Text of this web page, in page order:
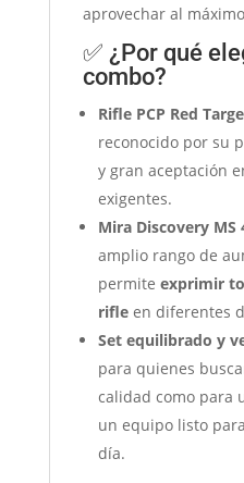
aprovechar al
✅ ¿Por qué
combo?
Rifle PCP Red
reconocido por su
y gran aceptación
exigentes.
Mira Discovery MS
amplio rango de
permite exprimir
rifleen diferentes
Set equilibrado y
para quienes
calidad como para
un equipo listo
día.